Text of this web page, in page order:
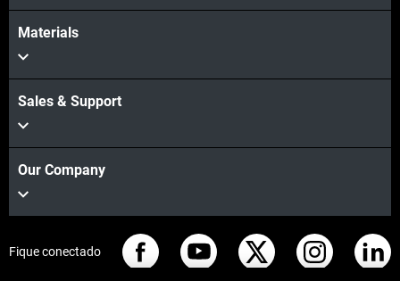
Materials
Sales & Support
Our Company
Fique conectado